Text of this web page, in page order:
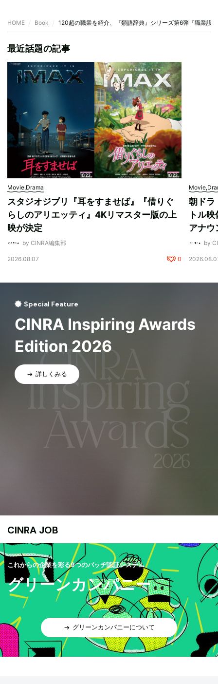
HOME Book 120超の職業を紹介、『類語辞典』シリーズ第6弾『職業設
最近話題の記事
Movie,Drama
スタジオジブリ『耳をすませば』『借りぐ
らしのアリエッティ』4Kリマスター版の上
映が決定
by CINRA編集部
2026.08.07 0
朝ドラ
トル
アナウ
by
Special Feature
CINRA Inspiring Awards
Edition 2026
詳しくみる
CINRA JOB
これからの企業を彩る9つのバッヂ認証システム
グリーンカンパニー
グリーンカンパニーについて